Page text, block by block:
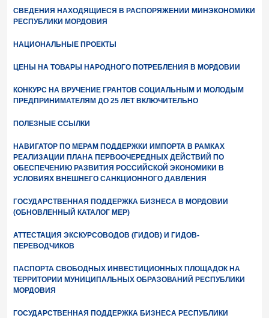
СВЕДЕНИЯ НАХОДЯЩИЕСЯ В РАСПОРЯЖЕНИИ МИНЭКОНОМИКИ
РЕСПУБЛИКИ МОРДОВИЯ
НАЦИОНАЛЬНЫЕ ПРОЕКТЫ
ЦЕНЫ НА ТОВАРЫ НАРОДНОГО ПОТРЕБЛЕНИЯ В МОРДОВИИ
КОНКУРС НА ВРУЧЕНИЕ ГРАНТОВ СОЦИАЛЬНЫМ И МОЛОДЫМ
ПРЕДПРИНИМАТЕЛЯМ ДО 25 ЛЕТ ВКЛЮЧИТЕЛЬНО
ПОЛЕЗНЫЕ ССЫЛКИ
НАВИГАТОР ПО МЕРАМ ПОДДЕРЖКИ ИМПОРТА В РАМКАХ
РЕАЛИЗАЦИИ ПЛАНА ПЕРВООЧЕРЕДНЫХ ДЕЙСТВИЙ ПО
ОБЕСПЕЧЕНИЮ РАЗВИТИЯ РОССИЙСКОЙ ЭКОНОМИКИ В
УСЛОВИЯХ ВНЕШНЕГО САНКЦИОННОГО ДАВЛЕНИЯ
ГОСУДАРСТВЕННАЯ ПОДДЕРЖКА БИЗНЕСА В МОРДОВИИ
(ОБНОВЛЕННЫЙ КАТАЛОГ МЕР)
АТТЕСТАЦИЯ ЭКСКУРСОВОДОВ (ГИДОВ) И ГИДОВ-
ПЕРЕВОДЧИКОВ
ПАСПОРТА СВОБОДНЫХ ИНВЕСТИЦИОННЫХ ПЛОЩАДОК НА
ТЕРРИТОРИИ МУНИЦИПАЛЬНЫХ ОБРАЗОВАНИЙ РЕСПУБЛИКИ
МОРДОВИЯ
ГОСУДАРСТВЕННАЯ ПОДДЕРЖКА БИЗНЕСА РЕСПУБЛИКИ